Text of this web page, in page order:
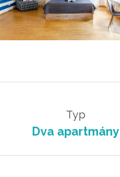
Typ
Dva apartmány